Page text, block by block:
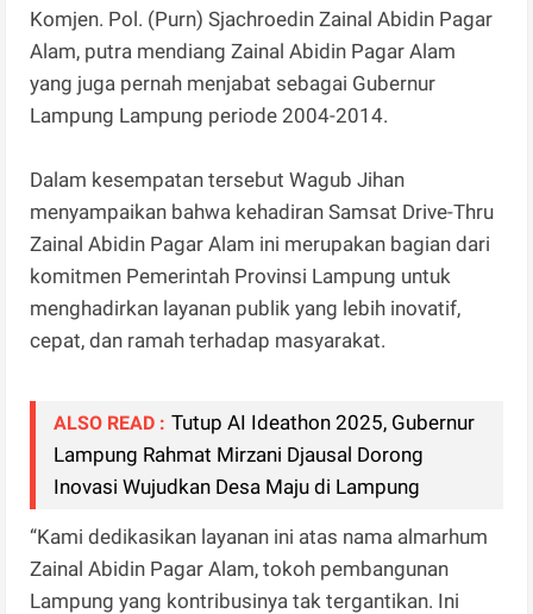
Komjen. Pol. (Purn) Sjachroedin Zainal Abidin Pagar
Alam, putra mendiang Zainal Abidin Pagar Alam
yang juga pernah menjabat sebagai Gubernur
Lampung Lampung periode 2004-2014.
Dalam kesempatan tersebut Wagub Jihan
menyampaikan bahwa kehadiran Samsat Drive-Thru
Zainal Abidin Pagar Alam ini merupakan bagian dari
komitmen Pemerintah Provinsi Lampung untuk
menghadirkan layanan publik yang lebih inovatif,
cepat, dan ramah terhadap masyarakat.
ALSO READ : Tutup AI Ideathon 2025, Gubernur
Lampung Rahmat Mirzani Djausal Dorong
Inovasi Wujudkan Desa Maju di Lampung
“Kami dedikasikan layanan ini atas nama almarhum
Zainal Abidin Pagar Alam, tokoh pembangunan
Lampung yang kontribusinya tak tergantikan. Ini